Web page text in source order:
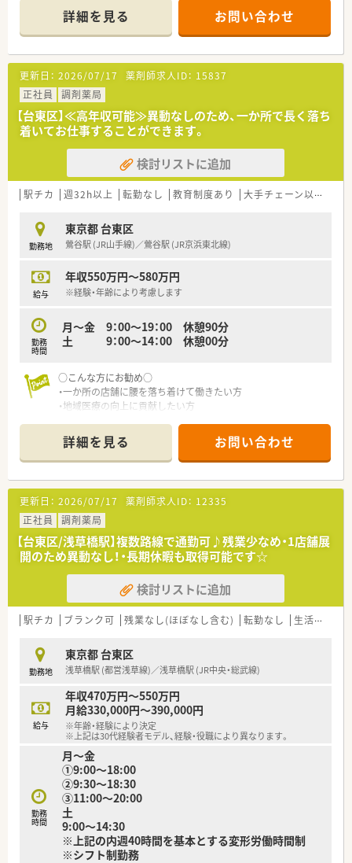
病診薬連携を強化することで、地域にお住いの患者様に高度な医
療の提供を実現しています。
○全店「同一の機械・システム」を採用しており、且つ処方箋の応
需内容が多岐にわたる（敷地内・病院門前・医療モール・CL門前）
ので、スキルUPしたい方にはお勧めもです。
○長期就業＆自己研讃を続ける事で給与があがる仕組みになっ
ており、将来的に高年収も狙う事が出来ます。
○インターネットを使って処方薬の飲み方を遠隔指導する「オン
ライン服薬指導」、今後も病院の「敷地内薬局」の推進、女性客の
取り込みを狙う店舗でデザインの一新。
M&Aによる店舗拡大と業界のリーディングカンパニーとして成
長を続けています。
○どの店舗も、最新システムが整っています！
〇「社員第一主義」を掲げている同社では、福利厚生面が手厚く
年間休日120日以上、「連続休暇制度（年に1回、最大9連休を取得
できる制度）」等
してくれる制度が充実しています。
〇社員割引制度、財形貯蓄制度、スポーツジム優待等が受けられ
〇産休・育休・時短勤務者2,097人以上等、どれも業界トップクラ
スの実績!
産休、育休取得はもちろんのこと、育児短時間勤務制度を実施
す。
法律では3歳までですが、同社では小学校就学時までの期間利用
可能♪
詳細を見る お問い合わせ
更新日： 2026/07/17 薬剤師求人ID： 15837
正社員
調剤薬局
【台東区】≪高年収可能≫異動なしのため、一か所で長く落ち
着いてお仕事することができます。
検討リストに追加
駅チカ 週32h以上 転勤なし 教育制度あり 大手チェーン以外
勤務地
東京都 台東区
鶯谷駅 (JR山手線)／鶯谷駅 (JR京浜東北線)
給与
年収550万円～580万円
※経験・年齢により考慮します
勤務
時間
月～金 9：00～19：00 休憩90分
土 9：00～14：00 休憩00分
○こんな方にお勧め○
・一か所の店舗に腰を落ち着けて働きたい方
・地域医療の向上に貢献したい方
詳細を見る お問い合わせ
更新日： 2026/07/17 薬剤師求人ID： 12335
正社員
調剤薬局
【台東区/浅草橋駅】複数路線で通勤可♪残業少なめ・1店舗展
開のため異動なし！・長期休暇も取得可能です☆
検討リストに追加
駅チカ ブランク可 残業なし(ほぼなし含む) 転勤なし 生活環境充実
勤務地
東京都 台東区
浅草橋駅 (都営浅草線)／浅草橋駅 (JR中央・総武線)
給与
年収470万円～550万円
月給330,000円～390,000円
※年齢・経験により決定
※上記は30代経験者モデル、経験・役職により異なります。
勤務
時間
月～金
①9:00～18:00
②9:30～18:30
③11:00～20:00
土
9:00～14:30
※上記の内週40時間を基本とする変形労働時間制
※シフト制勤務